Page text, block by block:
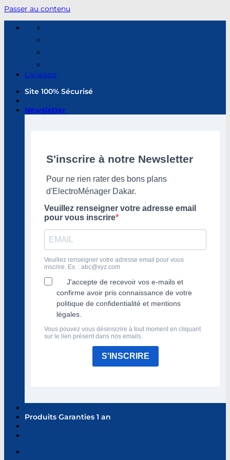
Passer au contenu
Livraison
Site 100% Sécurisé
Newsletter
S'inscrire à notre Newsletter
Pour ne rien rater des bons plans
d'ElectroMénager Dakar.
Veuillez renseigner votre adresse email
pour vous inscrire
Veuillez renseigner votre adresse email pour vous
inscrire. Ex. : abc@xyz.com
J'accepte de recevoir vos e-mails et
confirme avoir pris connaissance de votre
politique de confidentialité et mentions
légales.
Vous pouvez vous désinscrire à tout moment en cliquant
sur le lien présent dans nos emails.
S'INSCRIRE
Produits Garanties 1 an